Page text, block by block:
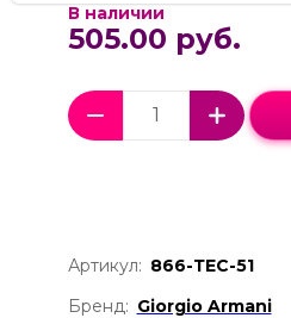
В наличии
505.00 руб.
Артикул: 866-ТЕС-51
Бренд: Giorgio Armani